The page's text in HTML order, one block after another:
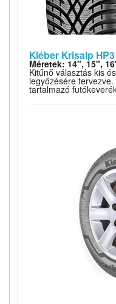
Kléber Krisalp HP3
Méretek: 14", 15",
Kitűnő választás kis
legyőzésére
tartalmazó